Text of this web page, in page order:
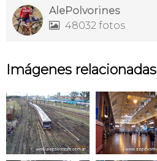
AlePolvorines
 48032 fotos
Imágenes relacionadas